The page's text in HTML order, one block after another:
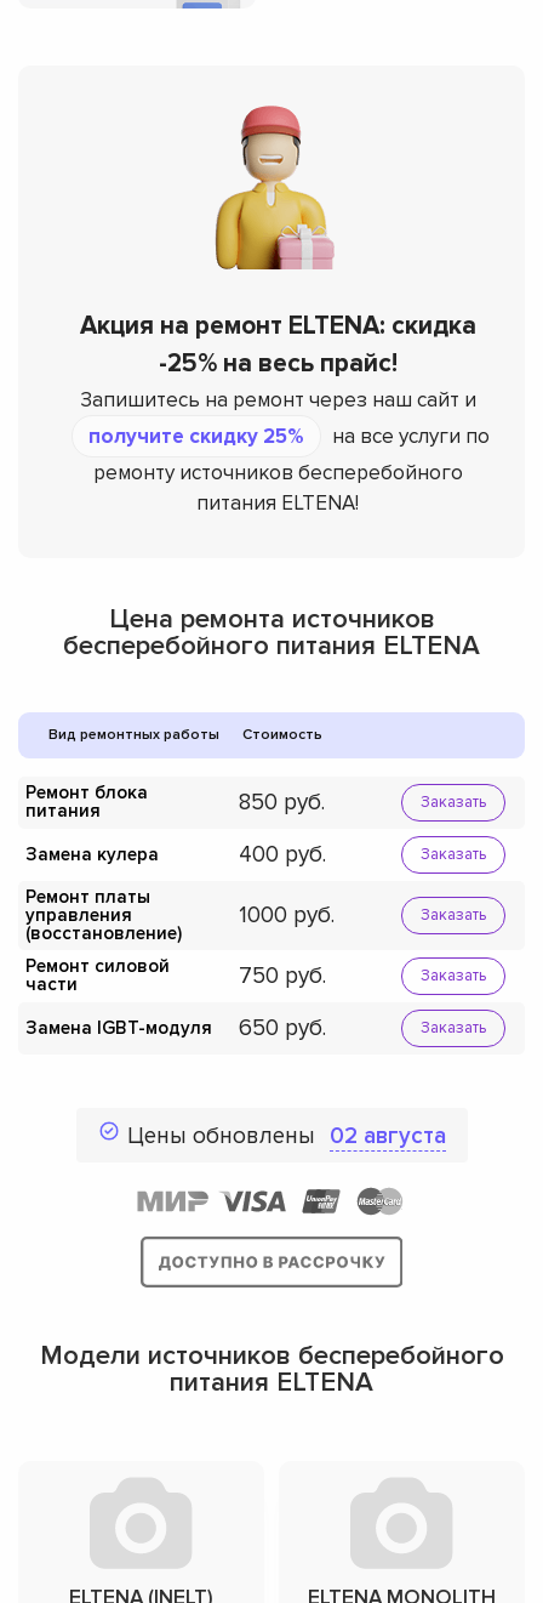
Акция на ремонт ELTENA: скидка
-25% на весь прайс!
Запишитесь на ремонт через наш сайт и
получите скидку 25%
на все услуги по
ремонту источников бесперебойного
питания ELTENA!
Цена ремонта источников
бесперебойного питания ELTENA
Вид ремонтных работы Стоимость
Ремонт блока
питания
850 Заказать
Замена кулера 400 Заказать
Ремонт платы
управления
(восстановление)
1000 Заказать
Ремонт силовой
части
750 Заказать
Замена IGBT-модуля 650 Заказать
Цены обновлены 02 августа
Модели источников бесперебойного
питания ELTENA
ELTENA (INELT)
ELTENA MONOLITH